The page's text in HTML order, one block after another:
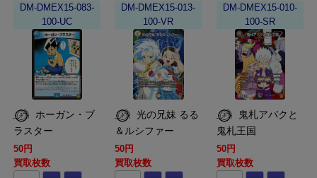
DM-DMEX15-083-
100-UC
ラスター
50円
買取枚数
DM-DMEX15-013-
100-VR
光の兄妹 るる
＆ルシファー
50円
買取枚数
DM-DMEX15-010-
100-SR
鬼札王国
50円
買取枚数